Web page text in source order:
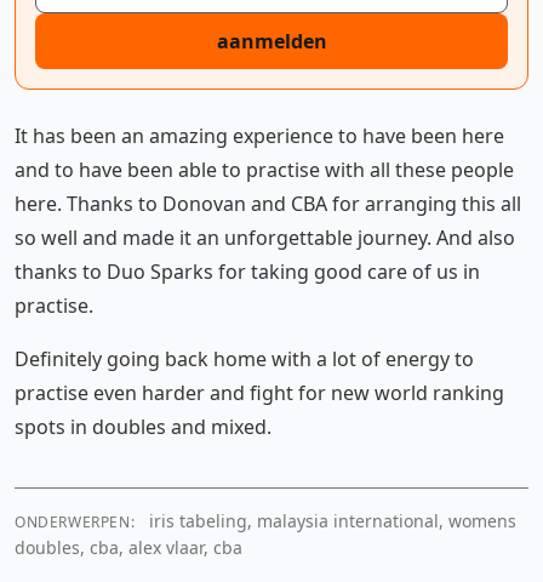
aanmelden
It has been an amazing experience to have been here
and to have been able to practise with all these people
here. Thanks to Donovan and CBA for arranging this all
so well and made it an unforgettable journey. And also
thanks to Duo Sparks for taking good care of us in
practise.
Definitely going back home with a lot of energy to
practise even harder and fight for new world ranking
spots in doubles and mixed.
ONDERWERPEN:
iris tabeling, malaysia international, womens
doubles, cba, alex vlaar, cba